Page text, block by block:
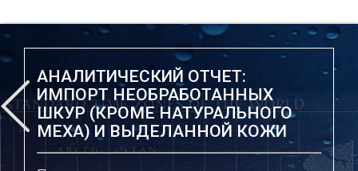
АНАЛИТИЧЕСКИЙ ОТЧЕТ:
ИМПОРТ НЕОБРАБОТАННЫХ
ШКУР (КРОМЕ НАТУРАЛЬНОГО
МЕХА) И ВЫДЕЛАННОЙ КОЖИ